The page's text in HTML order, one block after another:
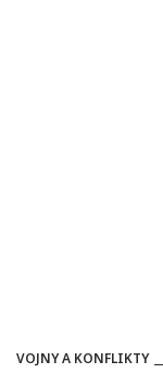
VOJNY A KONFLIKTY